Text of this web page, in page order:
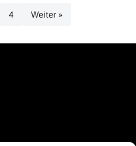
4 Weiter »